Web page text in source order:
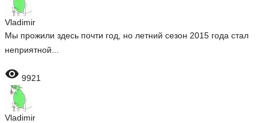
Vladimir
Мы прожили здесь почти год, но летний сезон 2015 года стал
неприятной...
 9921
Vladimir